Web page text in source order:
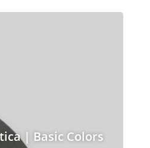
| Basic Colors